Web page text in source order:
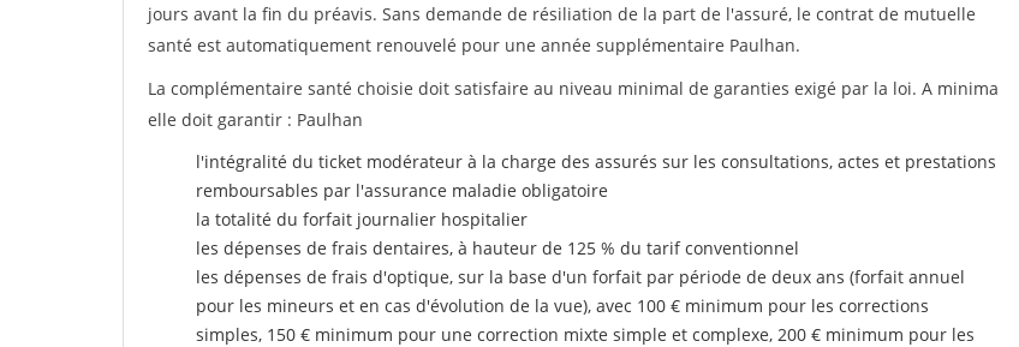
jours avant la fin du préavis. Sans demande de résiliation de la part de l'assuré, le contrat de mutuelle
santé est automatiquement renouvelé pour une année supplémentaire Paulhan.
La complémentaire santé choisie doit satisfaire au niveau minimal de garanties exigé par la loi. A minima
elle doit garantir : Paulhan
l'intégralité du ticket modérateur à la charge des assurés sur les consultations, actes et prestations
remboursables par l'assurance maladie obligatoire
la totalité du forfait journalier hospitalier
les dépenses de frais dentaires, à hauteur de 125 % du tarif conventionnel
les dépenses de frais d'optique, sur la base d'un forfait par période de deux ans (forfait annuel
pour les mineurs et en cas d'évolution de la vue), avec 100 € minimum pour les corrections
simples, 150 € minimum pour une correction mixte simple et complexe, 200 € minimum pour les